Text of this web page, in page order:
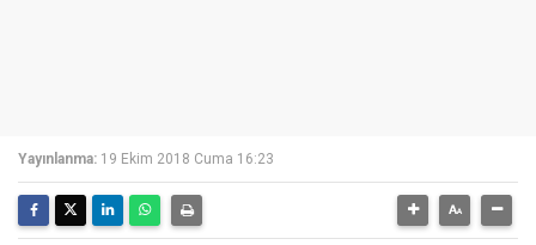
Yayınlanma: 19 Ekim 2018 Cuma 16:23